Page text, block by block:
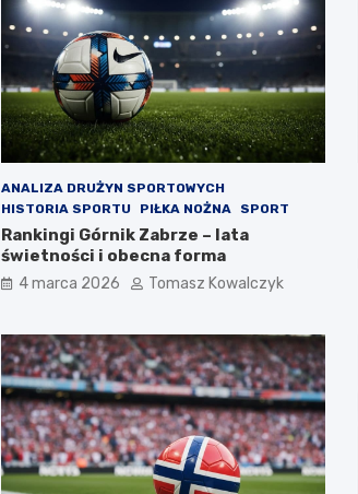
ANALIZA DRUŻYN SPORTOWYCH
HISTORIA SPORTU
PIŁKA NOŻNA SPORT
Rankingi Górnik Zabrze – lata
świetności i obecna forma
4 marca 2026 Tomasz Kowalczyk